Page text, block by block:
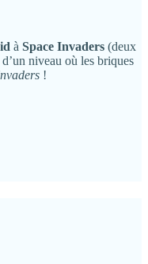
à Space Invaders (deux
niveau où les briques
!